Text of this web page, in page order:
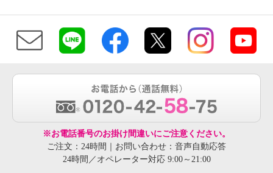
※お電話番号のお掛け間違いにご注意ください。
ご注文：24時間｜お問い合わせ：音声自動応答
24時間／オペレーター対応 9:00～21:00